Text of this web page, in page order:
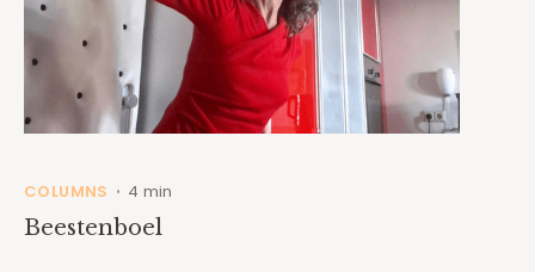
COLUMNS • 4 min
Beestenboel